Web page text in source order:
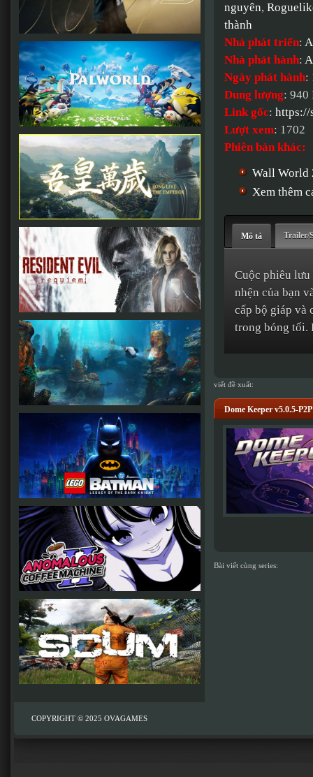
nguyên,
thành
Nhà phát triển:
Nhà phát hành:
Ngày phát hành:
Dung lượng: 940
Link gốc: https://
Lượt xem: 1702
Phiên bản khác:
Wall World
Xem thêm
Mô tả Trailer/
Cuộc phiêu
nhện của bạn
cấp bộ giáp và
trong bóng tối.
viết đề xuất:
Dome Keeper v5.0.5-P2P
Bài viết cùng series:
COPYRIGHT © 2025 OVAGAMES